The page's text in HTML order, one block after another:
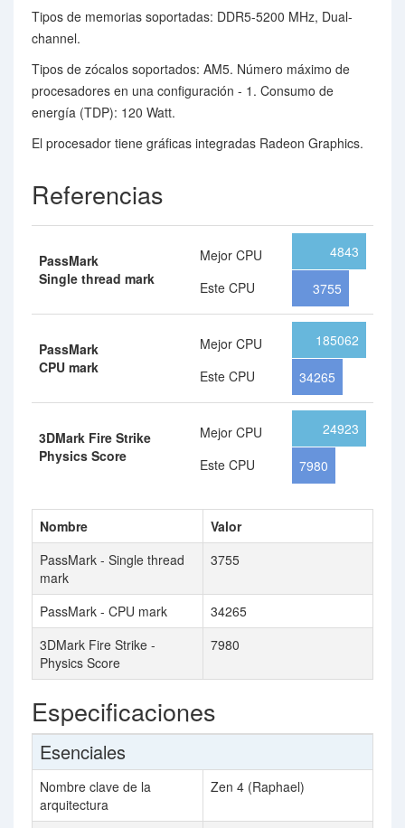
Tipos de memorias soportadas: DDR5-5200 MHz, Dual-
channel.
Tipos de zócalos soportados: AM5. Número máximo de
procesadores en una configuración - 1. Consumo de
energía (TDP): 120 Watt.
El procesador tiene gráficas integradas Radeon Graphics.
Referencias
PassMark
Single thread mark
Mejor CPU
Este CPU
4843
3755
PassMark
CPU mark
Mejor CPU
Este CPU
185062
34265
3DMark Fire Strike
Physics Score
Mejor CPU
Este CPU
24923
7980
Nombre
Valor
PassMark - Single thread
mark
3755
PassMark - CPU mark
34265
3DMark Fire Strike -
Physics Score
7980
Especificaciones
Esenciales
Nombre clave de la
arquitectura
Zen 4 (Raphael)